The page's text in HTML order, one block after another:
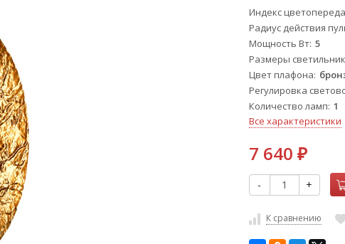
Индекс
Радиус действия
Мощность Вт 5
Размеры
Цвет плафона
Регулировка
Количество ламп 1
Все характеристики
7 640 ₽
- +
К сравнению